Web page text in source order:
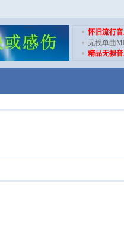
怀旧流行
无损单曲
精品无损